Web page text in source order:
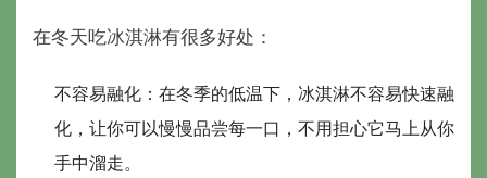
在冬天吃冰淇淋有很多好处：
不容易融化：在冬季的低温下，冰淇淋不容易快速融
化，让你可以慢慢品尝每一口，不用担心它马上从你
手中溜走。